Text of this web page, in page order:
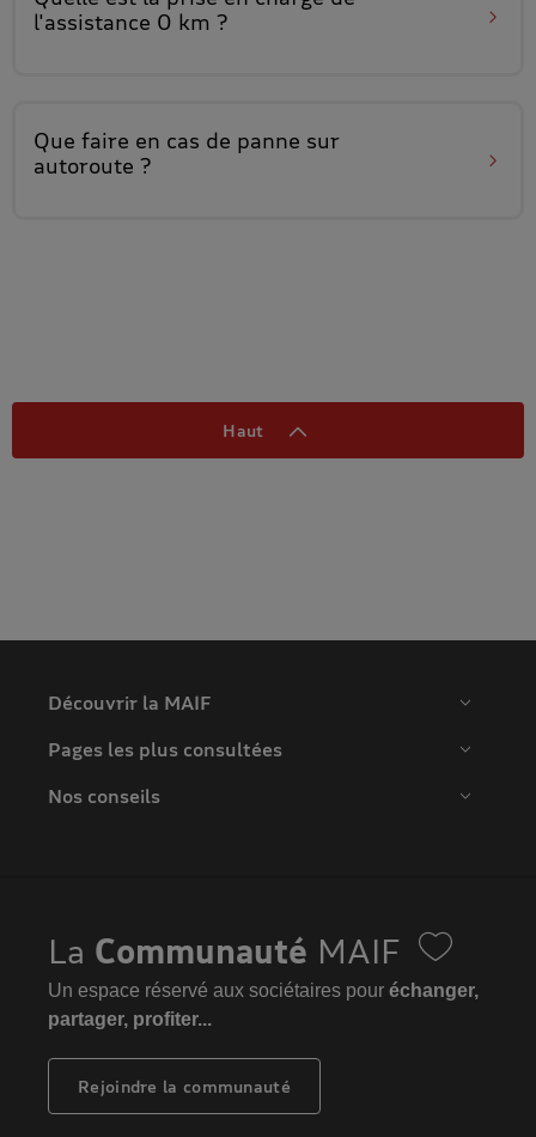
l'assistance 0 km ?
Que faire en cas de panne sur
autoroute ?
Haut
Découvrir la MAIF
Pages les plus consultées
Nos conseils
La Communauté MAIF
Un espace réservé aux sociétaires pour échanger,
partager, profiter...
Rejoindre la communauté